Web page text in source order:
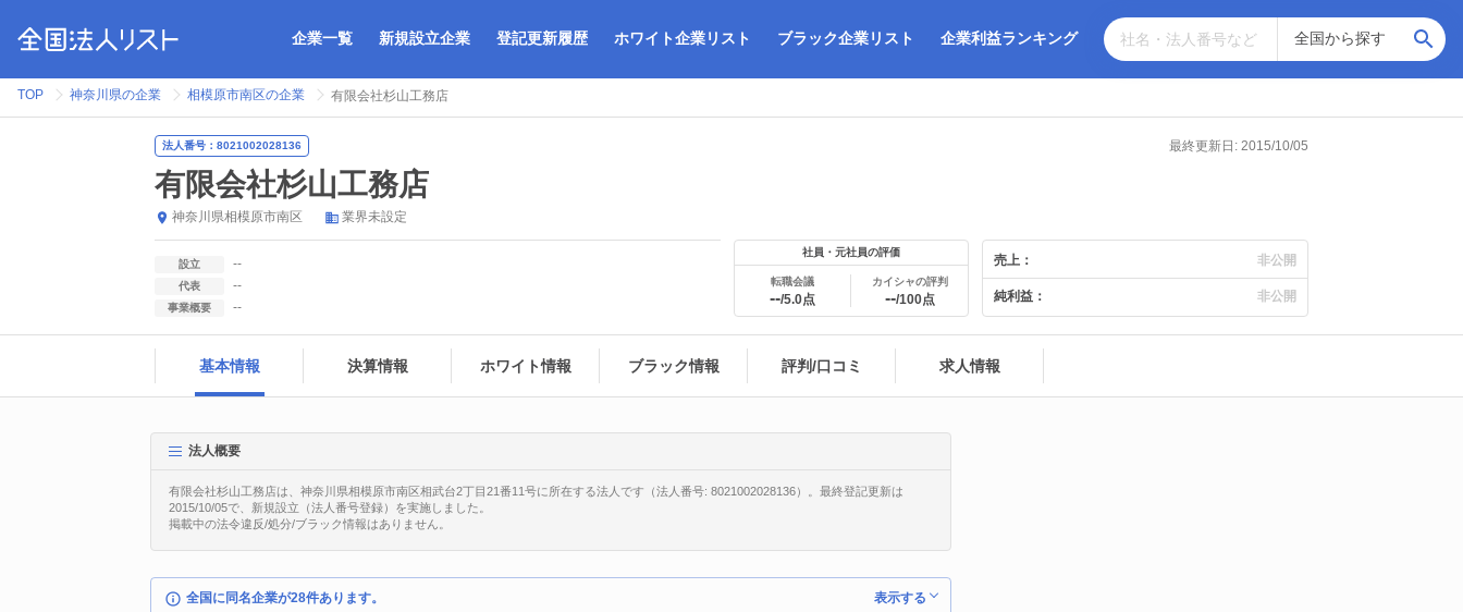
企業一覧 新規設立企業 登記更新履歴 ホワイト企業リスト ブラック企業リスト 企業利益ランキング
TOP 神奈川県の企業 相模原市南区の企業 有限会社杉山工務店
法人番号：8021002028136 最終更新日: 2015/10/05
有限会社杉山工務店
神奈川県相模原市南区 業界未設定
設立 --
代表 --
事業概要 --
社員・元社員の評価
転職会議
--/5.0点
カイシャの評判
--/100点
売上： 非公開
純利益： 非公開
基本情報 決算情報 ホワイト情報 ブラック情報 評判/口コミ 求人情報
法人概要
有限会社杉山工務店は、神奈川県相模原市南区相武台2丁目21番11号に所在する法人です（法人番号: 8021002028136）。最終登記更新は
2015/10/05で、新規設立（法人番号登録）を実施しました。
掲載中の法令違反/処分/ブラック情報はありません。
全国に同名企業が28件あります。 表示する